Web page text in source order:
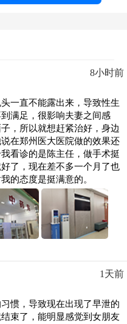
8小时前
一直不能露出来，导致性生
满足，很影响夫妻之间感
，所以就想赶紧治好，身边
在郑州医大医院做的效果还
看诊的是陈主任，做手术挺
了，现在差不多一个月了也
的态度是挺满意的。
1天前
惯，导致现在出现了早泄的
束了，能明显感觉到女朋友